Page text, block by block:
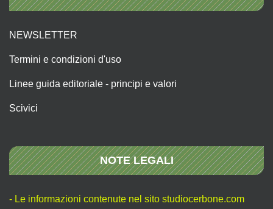
NEWSLETTER
Termini e condizioni d'uso
Linee guida editoriale - principi e valori
Scivici
NOTE LEGALI
- Le informazioni contenute nel sito studiocerbone.com